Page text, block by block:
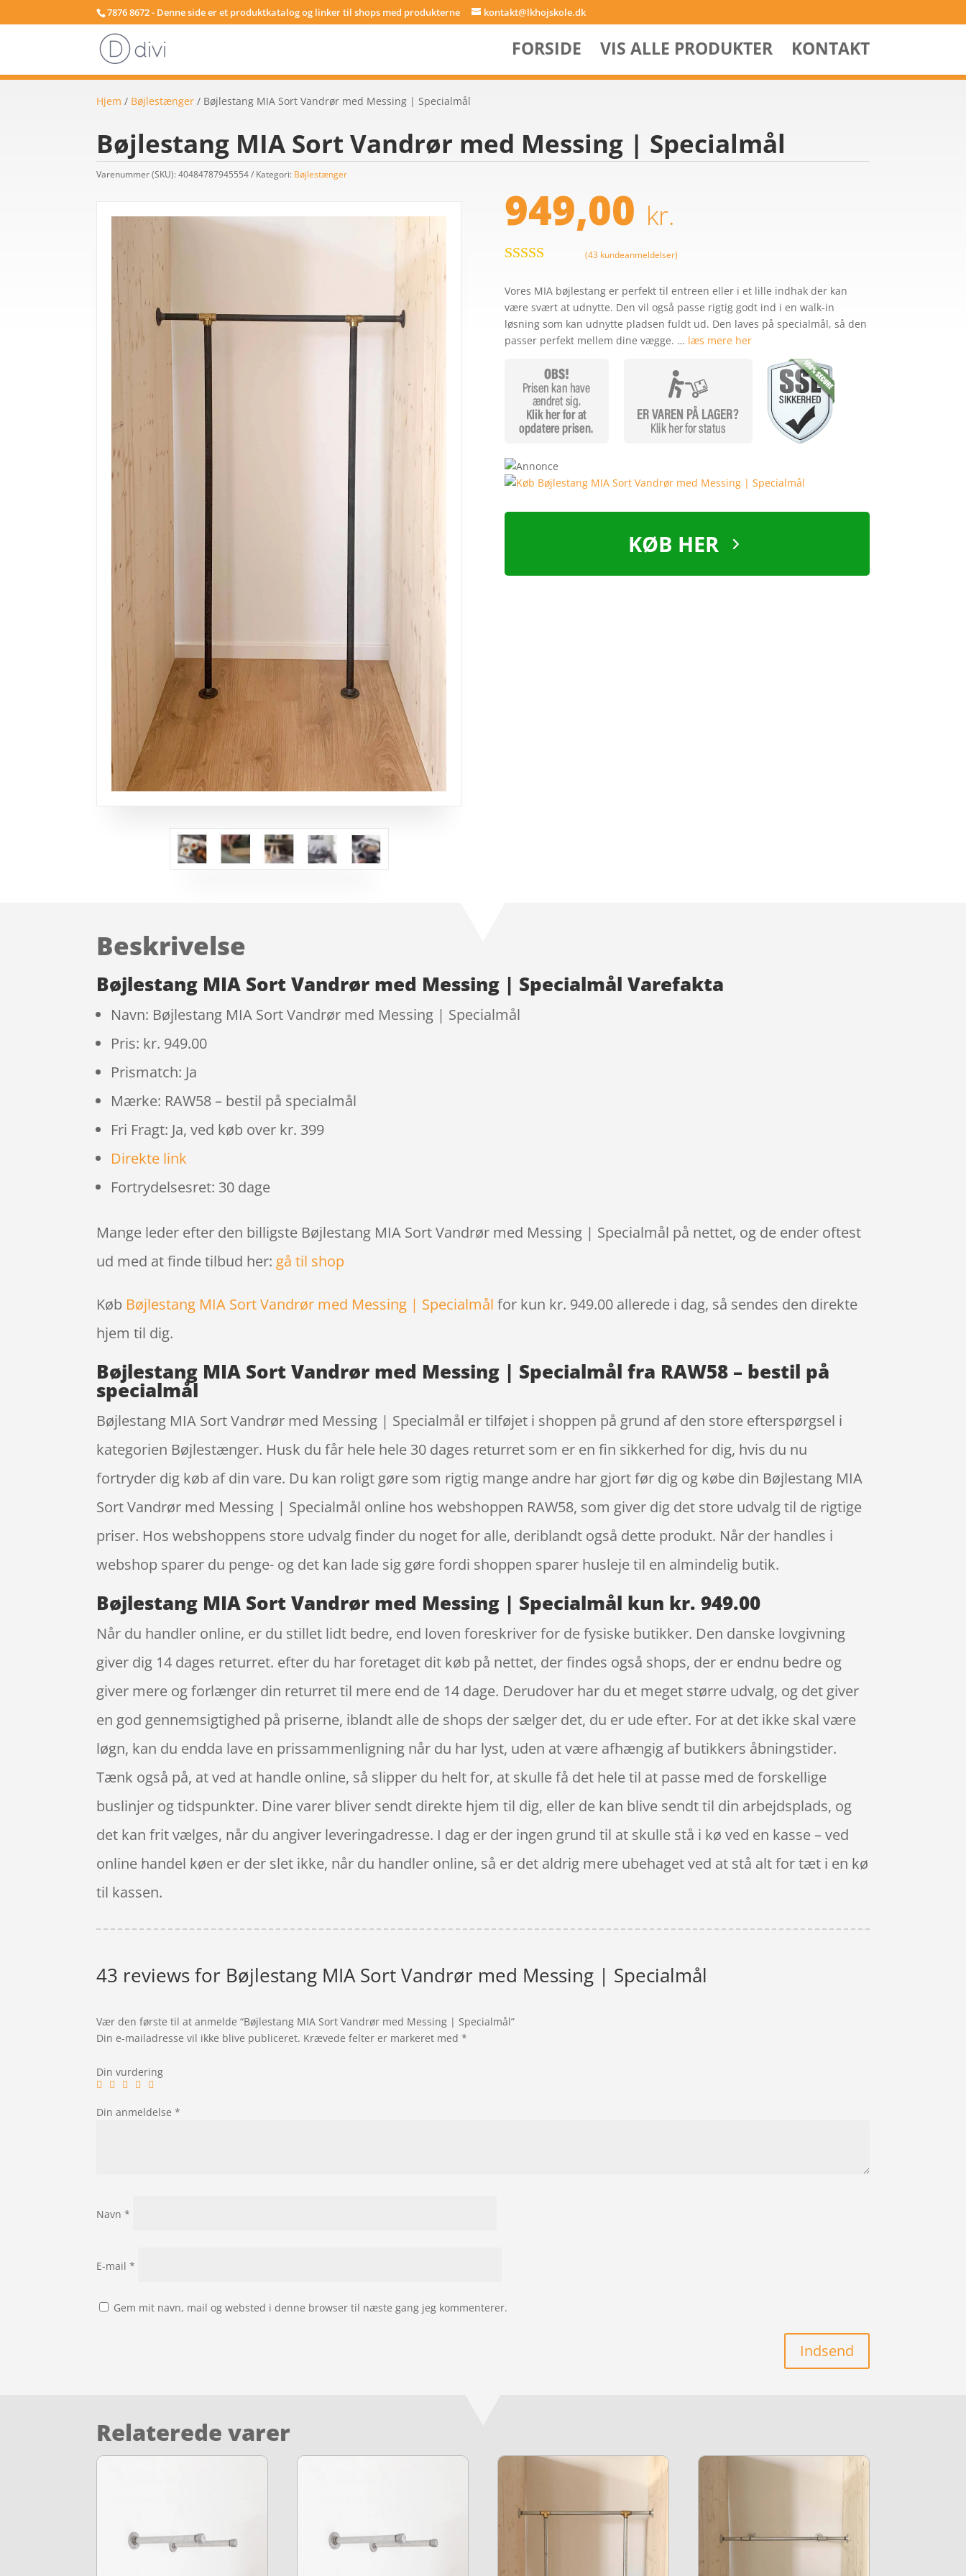
7876 8672 - Denne side er et produktkatalog og linker til shops med produkterne kontakt@lkhojskole.dk
FORSIDE VIS ALLE PRODUKTER KONTAKT
Hjem / Bøjlestænger / Bøjlestang MIA Sort Vandrør med Messing | Specialmål
Bøjlestang MIA Sort Vandrør med Messing | Specialmål
Varenummer (SKU):40484787945554 Kategori: Bøjlestænger
949,00 kr.
som 4.7ud
af 5 baseret
på
kundebedø
mmelser
(43kundeanmeldelser)
Vores MIA bøjlestang er perfekt til entreen eller i et lille indhak der kan
være svært at udnytte. Den vil også passe rigtig godt ind i en walk-in
løsning som kan udnytte pladsen fuldt ud. Den laves på specialmål, så den
passer perfekt mellem dine vægge. … læs mere her
KØB HER
Beskrivelse
Bøjlestang MIA Sort Vandrør med Messing | Specialmål Varefakta
Navn: Bøjlestang MIA Sort Vandrør med Messing | Specialmål
Pris: kr. 949.00
Prismatch: Ja
Mærke: RAW58 – bestil på specialmål
Fri Fragt: Ja, ved køb over kr. 399
Direkte link
Fortrydelsesret: 30 dage
Mange leder efter den billigste Bøjlestang MIA Sort Vandrør med Messing | Specialmål på nettet, og de ender oftest
ud med at finde tilbud her: gå til shop
Køb Bøjlestang MIA Sort Vandrør med Messing | Specialmål for kun kr. 949.00 allerede i dag, så sendes den direkte
hjem til dig.
Bøjlestang MIA Sort Vandrør med Messing | Specialmål fra RAW58 – bestil på
specialmål
Bøjlestang MIA Sort Vandrør med Messing | Specialmål er tilføjet i shoppen på grund af den store efterspørgsel i
kategorien Bøjlestænger. Husk du får hele hele 30 dages returret som er en fin sikkerhed for dig, hvis du nu
fortryder dig køb af din vare. Du kan roligt gøre som rigtig mange andre har gjort før dig og købe din Bøjlestang MIA
Sort Vandrør med Messing | Specialmål online hos webshoppen RAW58, som giver dig det store udvalg til de rigtige
priser. Hos webshoppens store udvalg finder du noget for alle, deriblandt også dette produkt. Når der handles i
webshop sparer du penge- og det kan lade sig gøre fordi shoppen sparer husleje til en almindelig butik.
Bøjlestang MIA Sort Vandrør med Messing | Specialmål kun kr. 949.00
Når du handler online, er du stillet lidt bedre, end loven foreskriver for de fysiske butikker. Den danske lovgivning
giver dig 14 dages returret. efter du har foretaget dit køb på nettet, der findes også shops, der er endnu bedre og
giver mere og forlænger din returret til mere end de 14 dage. Derudover har du et meget større udvalg, og det giver
en god gennemsigtighed på priserne, iblandt alle de shops der sælger det, du er ude efter. For at det ikke skal være
løgn, kan du endda lave en prissammenligning når du har lyst, uden at være afhængig af butikkers åbningstider.
Tænk også på, at ved at handle online, så slipper du helt for, at skulle få det hele til at passe med de forskellige
buslinjer og tidspunkter. Dine varer bliver sendt direkte hjem til dig, eller de kan blive sendt til din arbejdsplads, og
det kan frit vælges, når du angiver leveringadresse. I dag er der ingen grund til at skulle stå i kø ved en kasse – ved
online handel køen er der slet ikke, når du handler online, så er det aldrig mere ubehaget ved at stå alt for tæt i en kø
til kassen.
43 reviews for Bøjlestang MIA Sort Vandrør med Messing | Specialmål
Vær den første til at anmelde “Bøjlestang MIA Sort Vandrør med Messing | Specialmål”
Din e-mailadresse vil ikke blive publiceret. Krævede felter er markeret med*
Din vurdering
Din anmeldelse*
Navn*
E-mail*
Gem mit navn, mail og websted i denne browser til næste gang jeg kommenterer.
Indsend
Relaterede varer